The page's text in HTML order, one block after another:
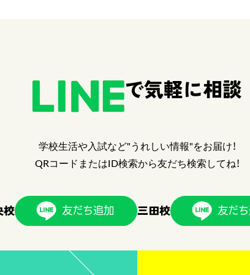
で気軽に相談
学校生活や入試など"うれしい情報"をお届け！
QRコードまたはID検索から友だち検索してね！
校 三田校